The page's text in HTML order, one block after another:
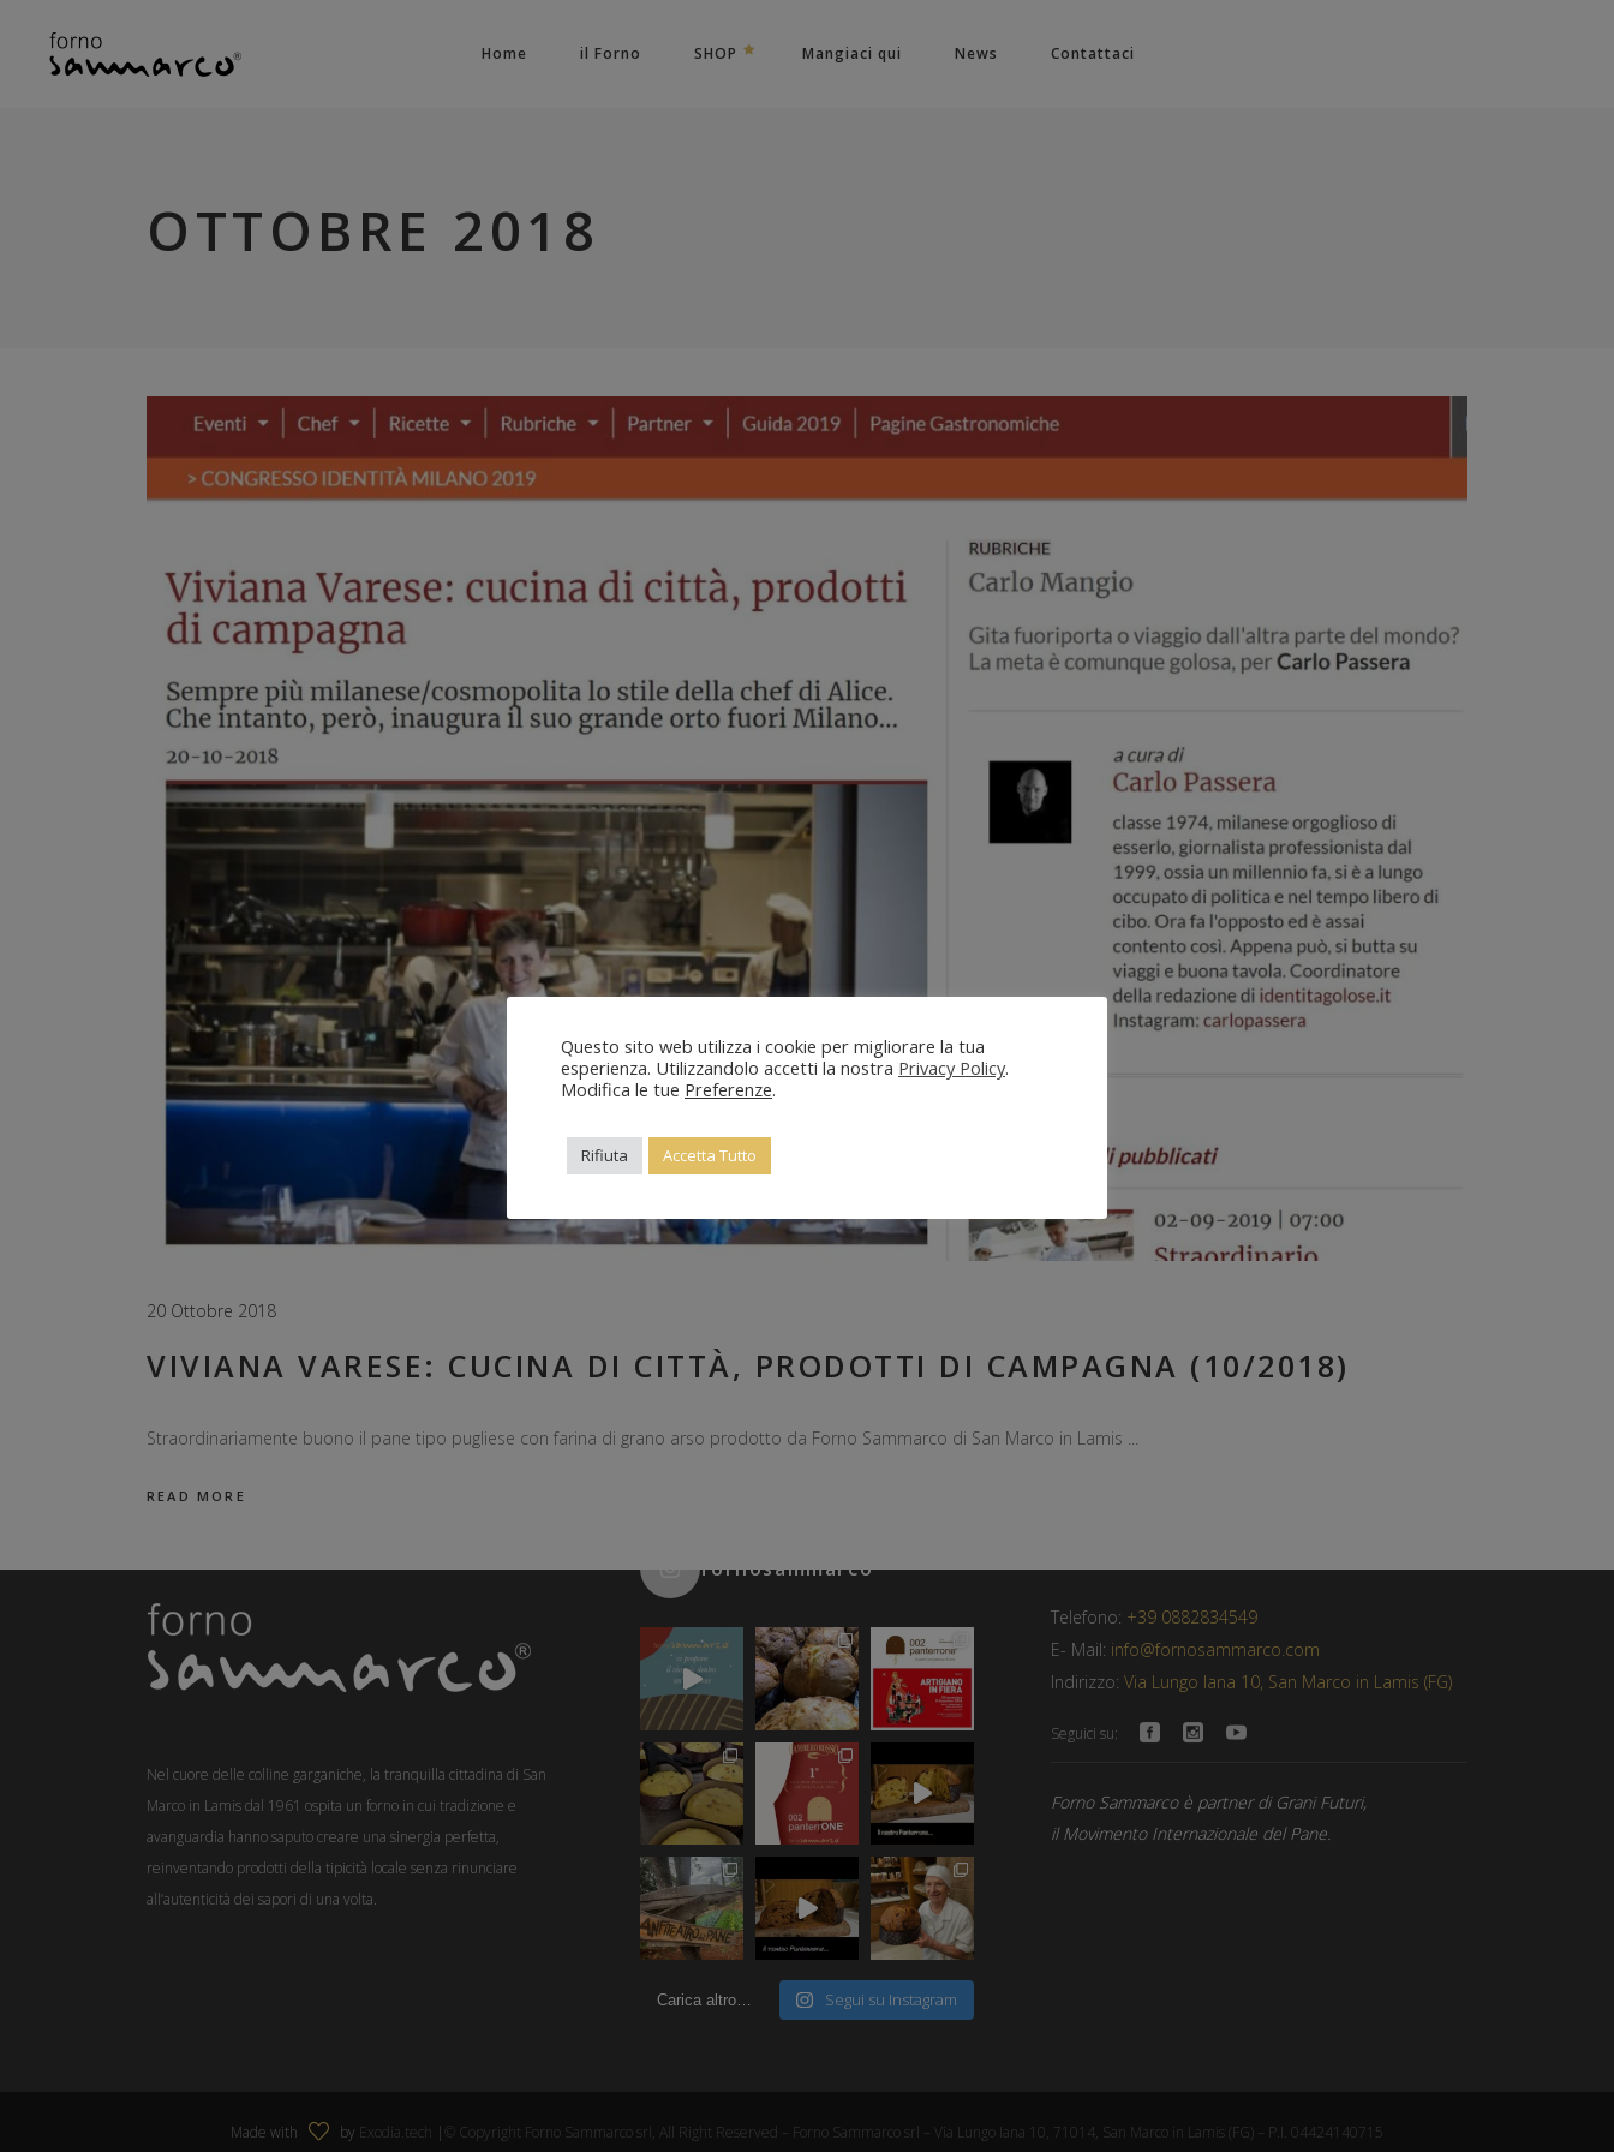
Home il Forno SHOP Mangiaci qui News Contattaci
OTTOBRE 2018
20 Ottobre 2018
VIVIANA VARESE: CUCINA DI CITTÀ, PRODOTTI DI CAMPAGNA (10/2018)
Straordinariamente buono il pane tipo pugliese con farina di grano arso prodotto da Forno Sammarco di San Marco in Lamis
READ MORE
Nel cuore delle colline garganiche, la tranquilla cittadina di San
Marco in Lamis dal 1961 ospita un forno in cui tradizione e
avanguardia hanno saputo creare una sinergia perfetta,
reinventando prodotti della tipicità locale senza rinunciare
all’autenticità dei sapori di una volta.
fornosammarco
Carica altro… Segui su Instagram
Telefono: +39 0882834549
E- Mail: info@fornosammarco.com
Indirizzo:Via Lungo Iana 10, San Marco in Lamis (FG)
Seguici su:
Forno Sammarco è partner di Grani Futuri,
il Movimento Internazionale del Pane.
Made with by Exodia.tech | © Copyright Forno Sammarco srl, All Right Reserved – Forno Sammarco srl – Via Lungo Iana 10, 71014, San Marco in Lamis (FG) – P.I. 04424140715
Questo sito web utilizza i cookie per migliorare la tua
esperienza. Utilizzandolo accetti la nostra Privacy Policy.
Modifica le tue Preferenze.
Rifiuta Accetta Tutto